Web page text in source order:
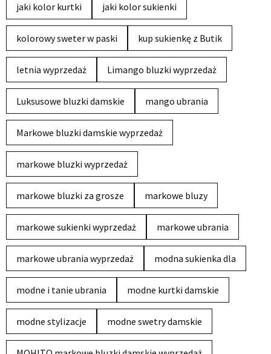
jaki kolor kurtki jaki kolor sukienki
kolorowy sweter w paski kup sukienkę z Butik
letnia wyprzedaż Limango bluzki wyprzedaż
Luksusowe bluzki damskie mango ubrania
Markowe bluzki damskie wyprzedaż
markowe bluzki wyprzedaż
markowe bluzki za grosze markowe bluzy
markowe sukienki wyprzedaż markowe ubrania
markowe ubrania wyprzedaż modna sukienka dla
modne i tanie ubrania modne kurtki damskie
modne stylizacje modne swetry damskie